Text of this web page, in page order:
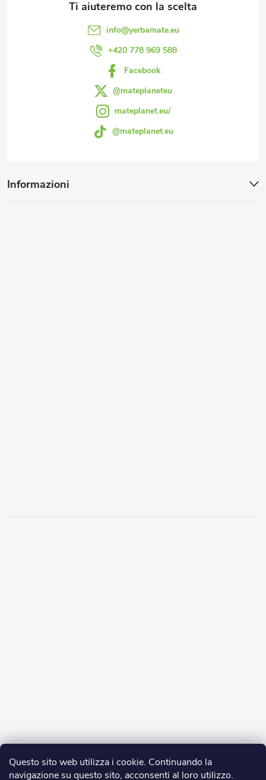
Questo sito web utilizza i cookie. Continuando la
navigazione su questo sito, acconsenti al loro utilizzo.
n
info@yerbamate.eu
+420 778 969 588
Facebook
@mateplaneteu
mateplanet.eu/
@mateplanet.eu
Informazioni